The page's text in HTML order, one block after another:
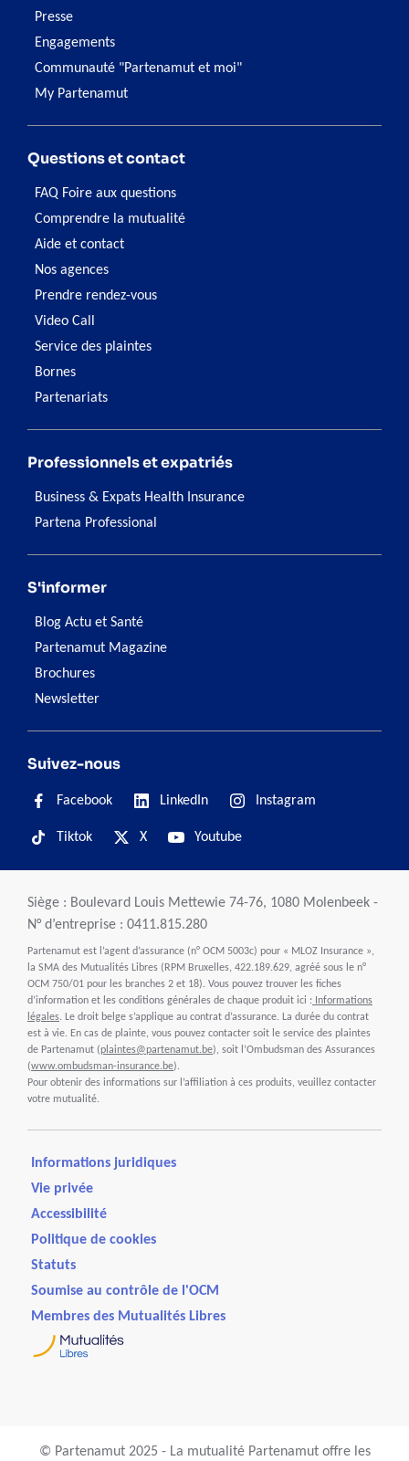
Presse
Engagements
Communauté "Partenamut et moi"
My Partenamut
Questions et contact
FAQ Foire aux questions
Comprendre la mutualité
Aide et contact
Nos agences
Prendre rendez-vous
Video Call
Service des plaintes
Bornes
Partenariats
Professionnels et expatriés
Business & Expats Health Insurance
Partena Professional
S'informer
Blog Actu et Santé
Partenamut Magazine
Brochures
Newsletter
Suivez-nous
Facebook LinkedIn Instagram
Tiktok X Youtube
Siège : Boulevard Louis Mettewie 74-76, 1080 Molenbeek -
N° d’entreprise : 0411.815.280
Partenamut est l’agent d’assurance (n° OCM 5003c) pour « MLOZ Insurance »,
la SMA des Mutualités Libres (RPM Bruxelles, 422.189.629, agréé sous le n°
OCM 750/01 pour les branches 2 et 18). Vous pouvez trouver les fiches
d’information et les conditions générales de chaque produit ici : Informations
légales. Le droit belge s’applique au contrat d’assurance. La durée du contrat
est à vie. En cas de plainte, vous pouvez contacter soit le service des plaintes
de Partenamut (plaintes@partenamut.be), soit l’Ombudsman des Assurances
(www.ombudsman-insurance.be).
Pour obtenir des informations sur l’affiliation à ces produits, veuillez contacter
votre mutualité.
Informations juridiques
Vie privée
Accessibilité
Politique de cookies
Statuts
Soumise au contrôle de l'OCM
Membres des Mutualités Libres
© Partenamut 2025 - La mutualité Partenamut offre les